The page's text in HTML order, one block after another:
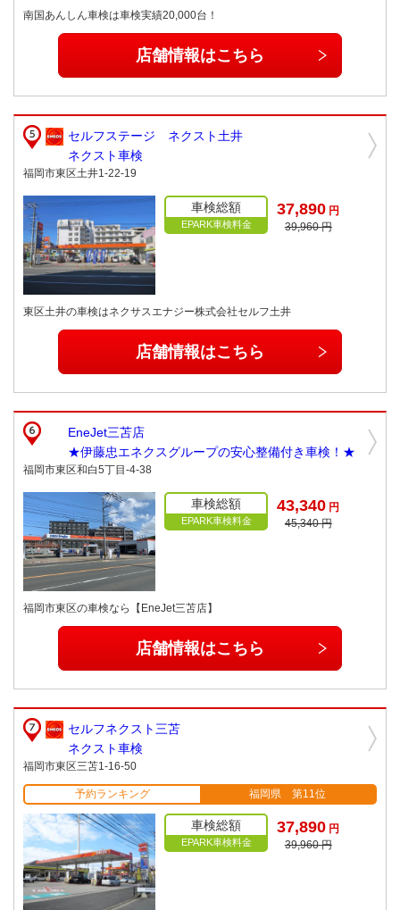
南国あんしん車検は車検実績20,000台！
店舗情報はこちら
セルフステージ ネクスト土井
ネクスト車検
福岡市東区土井1-22-19
車検総額
EPARK車検料金
37,890 円
39,960 円
東区土井の車検はネクサスエナジー株式会社セルフ土井
店舗情報はこちら
EneJet三苫店
★伊藤忠エネクスグループの安心整備付き車検！★
福岡市東区和白5丁目-4-38
車検総額
EPARK車検料金
43,340 円
45,340 円
福岡市東区の車検なら【EneJet三苫店】
店舗情報はこちら
セルフネクスト三苫
ネクスト車検
福岡市東区三苫1-16-50
予約ランキング 福岡県 第11位
車検総額
EPARK車検料金
37,890 円
39,960 円